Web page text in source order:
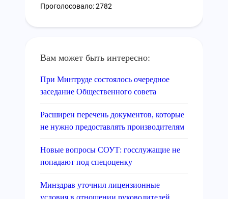
Проголосовало: 2782
Вам может быть интересно:
При Минтруде состоялось очередное
заседание Общественного совета
Расширен перечень документов, которые
не нужно предоставлять производителям
Новые вопросы СОУТ: госслужащие не
попадают под спецоценку
Минздрав уточнил лицензионные
условия в отношении руководителей